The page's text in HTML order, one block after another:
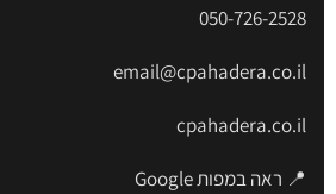
050-726-2528
email@cpahadera.co.il
cpahadera.co.il
📍 ראה במפות Google